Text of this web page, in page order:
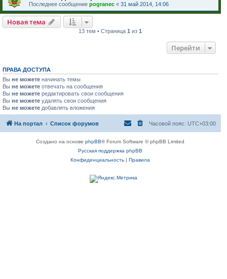
Последнее сообщение pogranec « 31 май 2014, 14:06
Новая тема
13 тем • Страница1 из1
Перейти
ПРАВА ДОСТУПА
Вы не можете начинать темы
Вы не можете отвечать на сообщения
Вы не можете редактировать свои сообщения
Вы не можете удалять свои сообщения
Вы не можете добавлять вложения
На портал Список форумов Часовой пояс: UTC+03:00
Создано на основеphpBB® Forum Software © phpBB Limited
Русская поддержка phpBB
Конфиденциальность |Правила